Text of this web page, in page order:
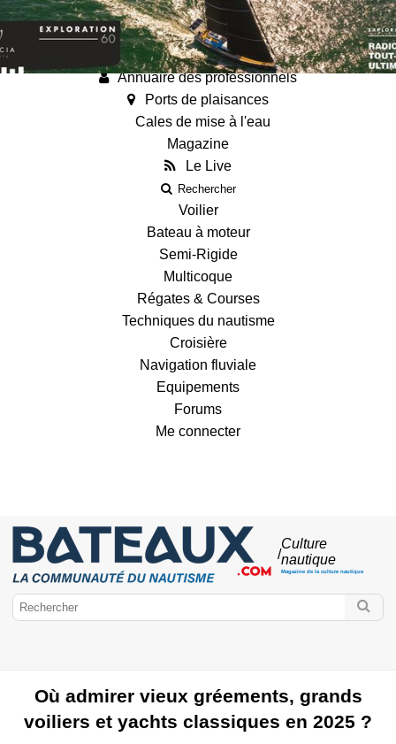
Annonces
Guides
Fiches techniques des bateaux
Annuaire des professionnels
Ports de plaisances
Cales de mise à l'eau
Magazine
Le Live
Rechercher
Voilier
Bateau à moteur
Semi-Rigide
Multicoque
Régates & Courses
Techniques du nautisme
Croisière
Navigation fluviale
Equipements
Forums
Me connecter
/
Culture
nautique
Magazine de la culture nautique
Bateaux.com
Où admirer vieux gréements, grands
voiliers et yachts classiques en 2025 ?